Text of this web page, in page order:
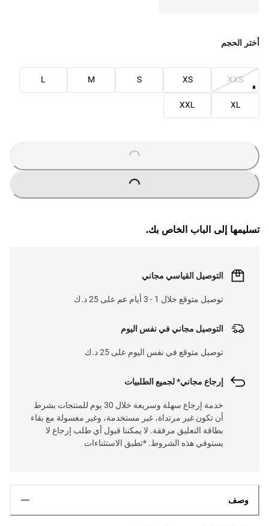
أختر الحجم
XXS
XS
S
M
L
XL
XXL
L
.
L
.
تسليمها إلى الباب الخاص بك.
التوصيل القياسي مجاني
توصيل متوقع خلال 1 - 3 أيام عم على 25 د.ك
التوصيل مجاني في نفس اليوم
توصيل متوقع في نفس اليوم على 25 د.ك
إرجاع مجاني* لجميع الطلبيات
خدمة إرجاع سهلة وسريعة خلال 30 يوم للمنتجات بشرط
أن تكون غير مرتداة، غير مستخدمة، وغير مغسولة مع بقاء
بطاقة التعليق مرفقة. لا يمكننا قبول أي طلب إرجاع لا
يستوفي هذه الشروط. *تطبق الاستثناءات
وصف